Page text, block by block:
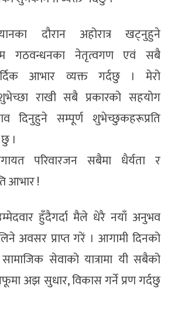
दौरान अहोरात्र खट्नुहुने
गठवन्धनका नेतृत्वगण एवं सबै
आभार व्यक्त गर्दछु । मेरो
शुभेच्छा राखी सबै प्रकारको सहयोग
दिनुहुने सम्पूर्ण शुभेच्छुकहरूप्रति
।
परिवारजन सबैमा धैर्यता र
आभार !
हुँदैगर्दा मैले धेरै नयाँ अनुभव
अवसर प्राप्त गरें । आगामी दिनको
सेवाको यात्रामा यी सबैको
अझ सुधार, विकास गर्ने प्रण गर्दछु